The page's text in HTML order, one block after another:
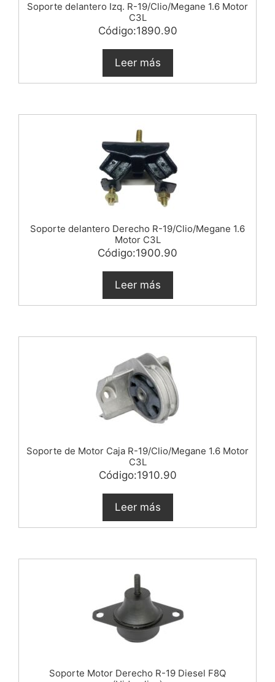
Soporte delantero Izq. R-19/Clio/Megane 1.6 Motor
C3L
Código:1890.90
Leer más
Soporte delantero Derecho R-19/Clio/Megane 1.6
Motor C3L
Código:1900.90
Leer más
Soporte de Motor Caja R-19/Clio/Megane 1.6 Motor
C3L
Código:1910.90
Leer más
Soporte Motor Derecho R-19 Diesel F8Q